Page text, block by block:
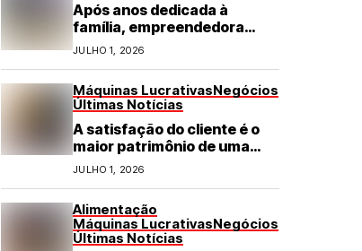
Após anos dedicada à
família, empreendedora
transforma franquia de
turismo em negócio de
JULHO 1, 2026
Máquinas LucrativasNegócios
Últimas Notícias
A satisfação do cliente é o
maior patrimônio de uma
franquia
JULHO 1, 2026
Alimentação
Máquinas LucrativasNegócios
Últimas Notícias